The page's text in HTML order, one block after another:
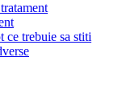
ce trebuie sa stiti